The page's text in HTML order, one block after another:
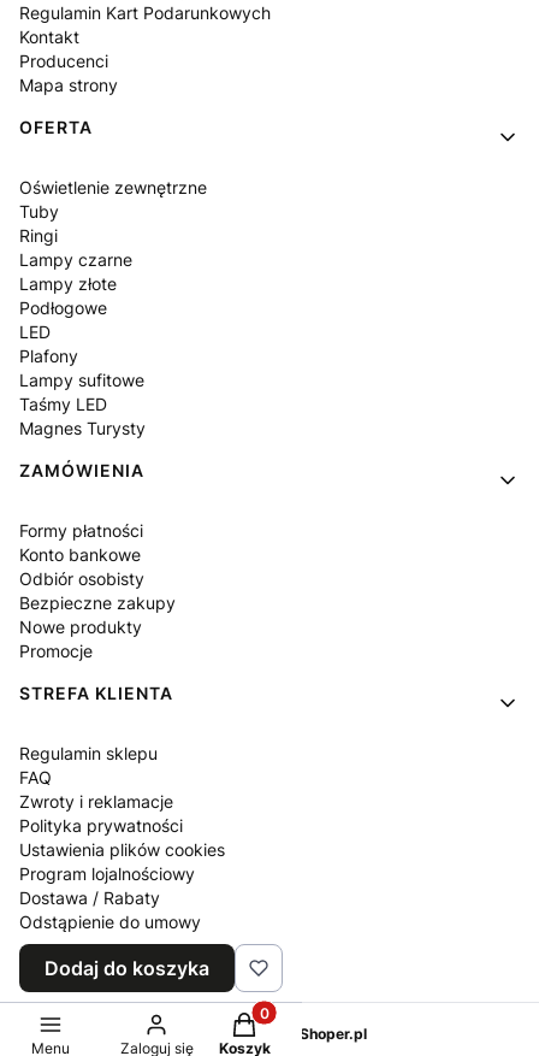
Regulamin Kart Podarunkowych
Kontakt
Producenci
Mapa strony
OFERTA
Oświetlenie zewnętrzne
Tuby
Ringi
Lampy czarne
Lampy złote
Podłogowe
LED
Plafony
Lampy sufitowe
Taśmy LED
Magnes Turysty
ZAMÓWIENIA
Formy płatności
Konto bankowe
Odbiór osobisty
Bezpieczne zakupy
Nowe produkty
Promocje
STREFA KLIENTA
Regulamin sklepu
FAQ
Zwroty i reklamacje
Polityka prywatności
Ustawienia plików cookies
Program lojalnościowy
Dostawa / Rabaty
Odstąpienie do umowy
Blog
Kontakt z nami
Sklep internetowy Shoper.pl
Dodaj do koszyka
Menu Zaloguj się
Produkty w koszyku: 0. Zobacz
Koszyk